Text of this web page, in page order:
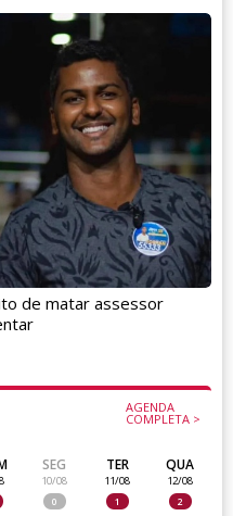
AGENDA
COMPLETA >
SEG
10/08
0
TER
11/08
1
QUA
12/08
2
de matar assessor